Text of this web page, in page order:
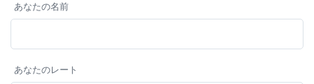
あなたの名前
あなたのレート